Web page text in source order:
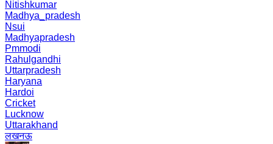
Nitishkumar
Madhya_pradesh
Nsui
Madhyapradesh
Pmmodi
Rahulgandhi
Uttarpradesh
Haryana
Hardoi
Cricket
Lucknow
Uttarakhand
लखनऊ